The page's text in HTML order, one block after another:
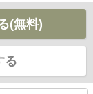
(無料)
る